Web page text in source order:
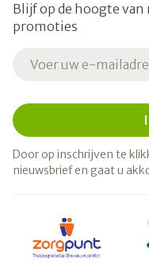
Blijf op de hoogte
promoties
Door op inschrijven te
nieuwsbrief en gaat u